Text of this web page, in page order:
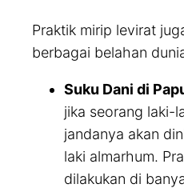
Praktik mirip levirat
berbagai belahan
Suku Dani di
jika seorang laki-
jandanya akan
laki almarhum.
dilakukan di